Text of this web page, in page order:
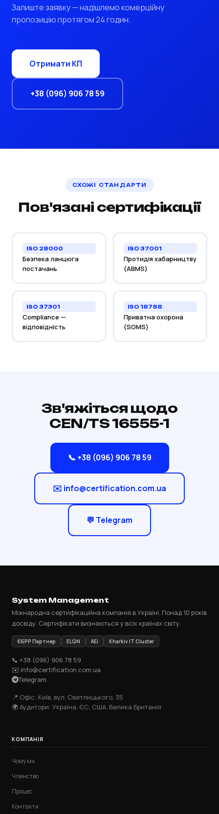
Залиште заявку — надішлемо комерційну
пропозицію протягом 24 годин.
Отримати КП
+38 (096) 906 78 59
СХОЖІ СТАНДАРТИ
Пов'язані сертифікації
ISO 28000
Безпека ланцюга
постачань
ISO 37001
Протидія хабарництву
(ABMS)
ISO 37301
Compliance —
відповідність
ISO 18788
Приватна охорона
(SOMS)
Зв'яжіться щодо
CEN/TS 16555-1
📞 +38 (096) 906 78 59
✉️ info@certification.com.ua
💬 Telegram
System Management
Міжнародна сертифікаційна компанія в Україні. Понад 10 років
досвіду. Сертифікати визнаються у всіх країнах світу.
ЄБРР Партнер ELQN AEi Kharkiv IT Cluster
📞 +38 (096) 906 78 59
✉️ info@certification.com.ua
Telegram
📍 Офіс: Київ, вул. Светлицького, 35
🌍 Аудитори: Україна, ЄС, США, Велика Британія
КОМПАНІЯ
Чому ми
Членство
Процес
Контакти